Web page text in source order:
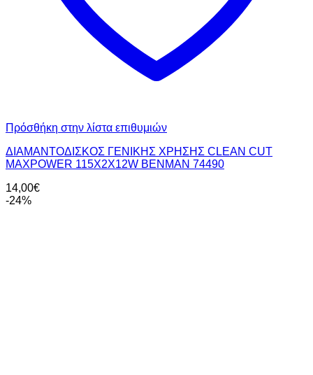
Πρόσθήκη στην λίστα επιθυμιών
ΔΙΑΜΑΝΤΟΔΙΣΚΟΣ ΓΕΝΙΚΗΣ ΧΡΗΣΗΣ CLEAN CUT
MAXPOWER 115X2X12W BENMAN 74490
14,00€
-24%